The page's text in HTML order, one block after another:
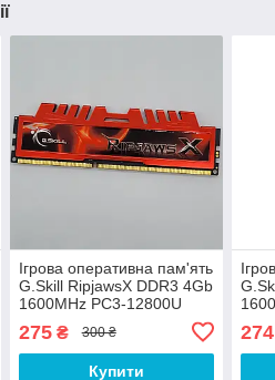
Ігрова оперативна пам'ять
G.Skill RipjawsX DDR3 4Gb
1600MHz PC3-12800U
2R8 CL9 (F3-12800CL9D-
8GBXL) Б/В
275₴ 300 ₴
Купити
274